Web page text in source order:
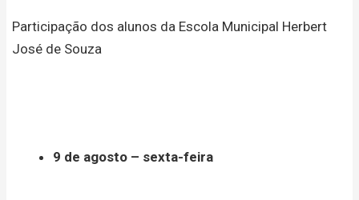
Participação dos alunos da Escola Municipal Herbert
José de Souza
9 de agosto – sexta-feira